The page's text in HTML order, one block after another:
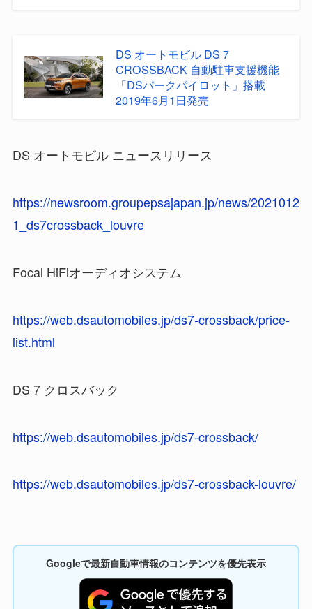
DS オートモビル DS 7
CROSSBACK 自動駐車支援機能
「DSパークパイロット」搭載
2019年6月1日発売
DS オートモビル ニュースリリース
https://newsroom.groupepsajapan.jp/news/2021012
1_ds7crossback_louvre
Focal HiFiオーディオシステム
https://web.dsautomobiles.jp/ds7-crossback/price-
list.html
DS 7 クロスバック
https://web.dsautomobiles.jp/ds7-crossback/
https://web.dsautomobiles.jp/ds7-crossback-louvre/
Googleで最新自動車情報のコンテンツを優先表示